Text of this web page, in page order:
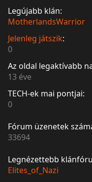
Legújabb klán:
MotherlandsWarrior
Jelenleg játszik:
0
Az oldal legaktívabb
13 éve
TECH-ek mai pontjai:
0
Fórum üzenetek
33694
Legnézettebb
Elites_of_Nazi